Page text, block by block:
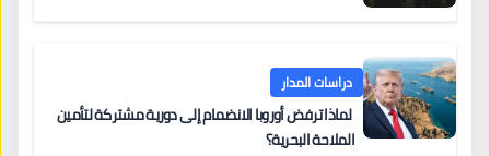
دراسات المدار
لماذا ترفض أوروبا الانضمام إلى دورية مشتركة لتأمين
الملاحة البحرية؟